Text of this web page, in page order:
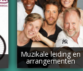
Muzikale leiding en
arrangementen